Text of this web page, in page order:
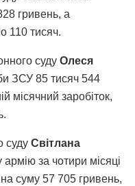
гривень, а
110 тисяч.
суду Олеся
ЗСУ 85 тисяч 544
місячний заробіток,
суду Світлана
армію за чотири місяці
суму 57 705 гривень,